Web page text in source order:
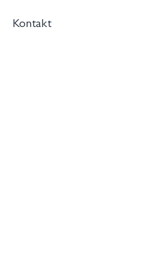
Kontakt